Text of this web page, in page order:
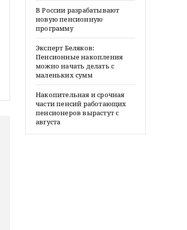
В России разрабатывают
новую пенсионную
программу
Эксперт Беляков:
Пенсионные накопления
можно начать делать с
маленьких сумм
Накопительная и срочная
части пенсий работающих
пенсионеров вырастут с
августа